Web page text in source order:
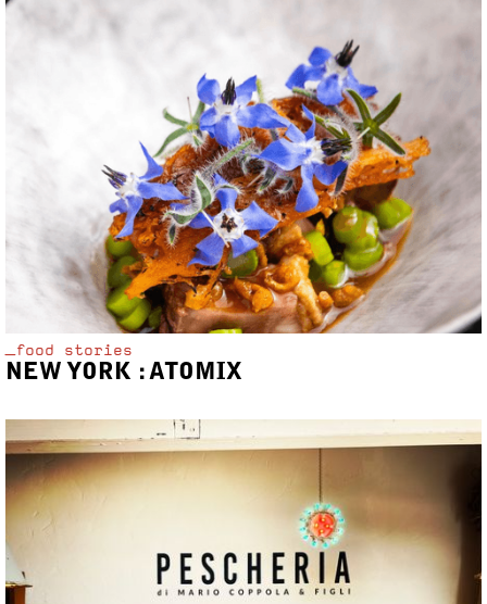
_food stories
NEW YORK : ATOMIX